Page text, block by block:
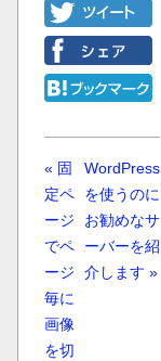
« 固
定ペ
ージ
でペ
ージ
毎に
画像
を切
WordPress
を使うのに
お勧めなサ
ーバーを紹
介します »